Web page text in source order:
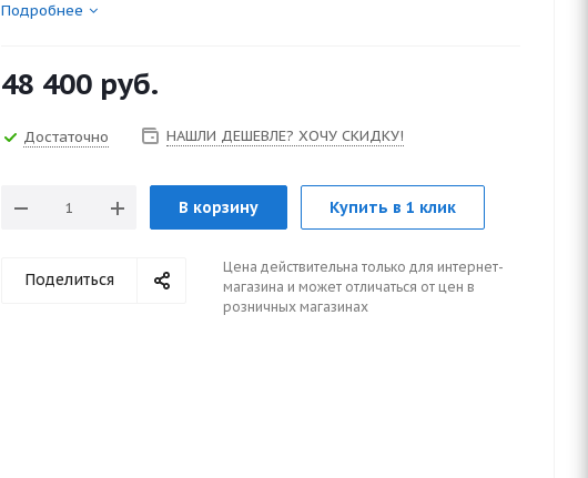
Подробнее
48 400 руб.
Достаточно НАШЛИ ДЕШЕВЛЕ? ХОЧУ СКИДКУ!
В корзину Купить в 1 клик
Поделиться
Цена действительна только для интернет-
магазина и может отличаться от цен в
розничных магазинах